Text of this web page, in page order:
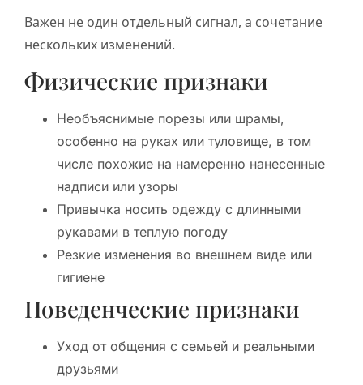
Важен не один отдельный сигнал, а сочетание
нескольких изменений.
Физические признаки
Необъяснимые порезы или шрамы,
особенно на руках или туловище, в том
числе похожие на намеренно нанесенные
надписи или узоры
Привычка носить одежду с длинными
рукавами в теплую погоду
Резкие изменения во внешнем виде или
гигиене
Поведенческие признаки
Уход от общения с семьей и реальными
друзьями